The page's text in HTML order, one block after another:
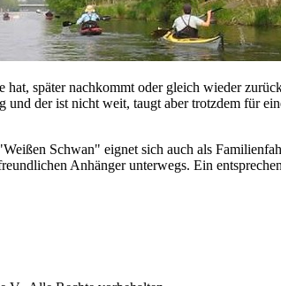
später nachkommt oder gleich wieder
und der ist nicht weit, taugt aber trotzdem für
Schwan" eignet sich auch als
Anhänger unterwegs. Ein